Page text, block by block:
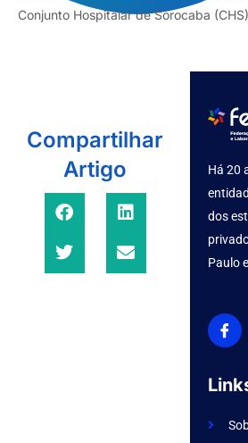
Conjunto Hospitalar de Sorocaba
Compartilhar
Artigo
Há 20
dos
Paulo
I
c
o
n
f
a
e